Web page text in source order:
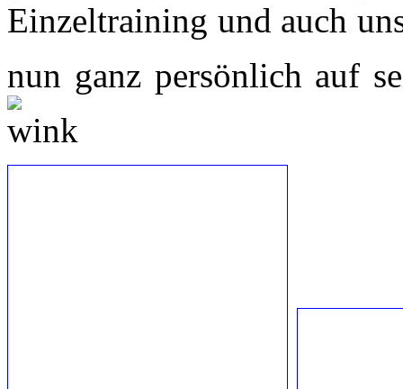
Einzeltraining und auch
nun ganz persönlich auf